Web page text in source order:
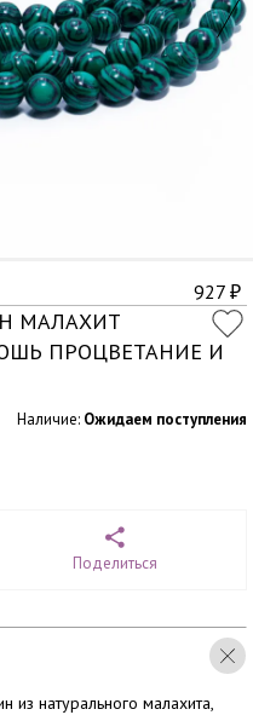
927 ₽
МАЛАХИТ
ПРОЦВЕТАНИЕ И
Наличие: Ожидаем поступления
Поделиться
из натурального малахита,